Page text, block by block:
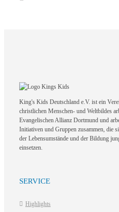
King's Kids Deutschland e.V. ist ein
christlichen Menschen- und Weltbildes
Evangelischen Allianz Dortmund und
Initiativen und Gruppen zusammen, die
der Lebensumstände und der Bildung
einsetzen.
SERVICE
Highlights